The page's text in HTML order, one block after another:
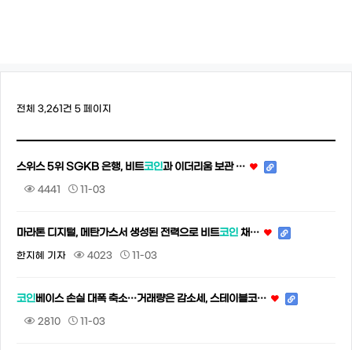
전체 3,261건 5 페이지
스위스 5위 SGKB 은행, 비트코인과 이더리움 보관 …
4441 11-03
마라톤 디지털, 메탄가스서 생성된 전력으로 비트코인 채…
한지혜 기자 4023 11-03
코인베이스 손실 대폭 축소…거래량은 감소세, 스테이블코…
2810 11-03